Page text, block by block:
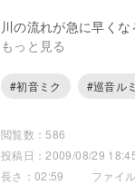
川の流れが急に早くな
https://
ボカロ版完成日/2009
ピアプロ公開日/2009
もっと見る
#初音ミク #巡音ルミ
閲覧数：586
投稿日：2009/08/29
長さ：02:59
ファイ